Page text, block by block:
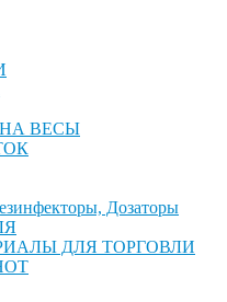
ВЕСЫ
Дозаторы
ДЛЯ ТОРГОВЛИ